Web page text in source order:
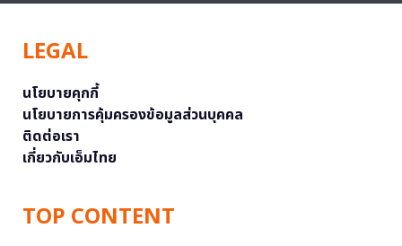
LEGAL
นโยบายคุกกี้
นโยบายการคุ้มครองข้อมูลส่วนบุคคล
ติดต่อเรา
เกี่ยวกับเอ็มไทย
TOP CONTENT